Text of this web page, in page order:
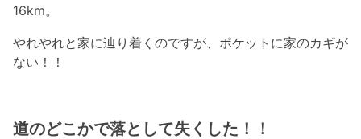
16km。
やれやれと家に辿り着くのですが、ポケットに家のカギが
ない！！
道のどこかで落として失くした！！